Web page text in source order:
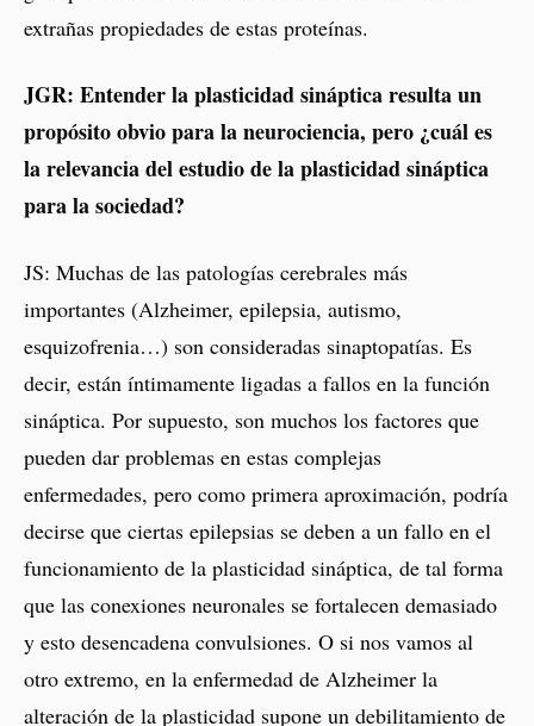
extrañas propiedades de estas proteínas.
JGR: Entender la plasticidad sináptica resulta un
propósito obvio para la neurociencia, pero ¿cuál es
la relevancia del estudio de la plasticidad sináptica
para la sociedad?
JS: Muchas de las patologías cerebrales más
importantes (Alzheimer, epilepsia, autismo,
esquizofrenia…) son consideradas sinaptopatías. Es
decir, están íntimamente ligadas a fallos en la función
sináptica. Por supuesto, son muchos los factores que
pueden dar problemas en estas complejas
enfermedades, pero como primera aproximación, podría
decirse que ciertas epilepsias se deben a un fallo en el
funcionamiento de la plasticidad sináptica, de tal forma
que las conexiones neuronales se fortalecen demasiado
y esto desencadena convulsiones. O si nos vamos al
otro extremo, en la enfermedad de Alzheimer la
alteración de la plasticidad supone un debilitamiento de